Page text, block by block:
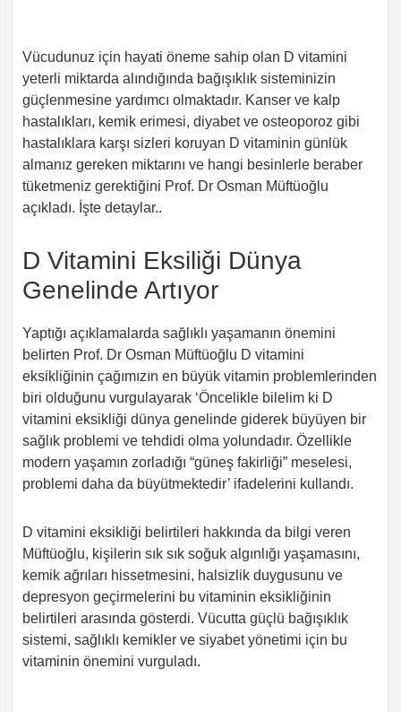
Vücudunuz için hayati öneme sahip olan D vitamini
yeterli miktarda alındığında bağışıklık sisteminizin
güçlenmesine yardımcı olmaktadır. Kanser ve kalp
hastalıkları, kemik erimesi, diyabet ve osteoporoz gibi
hastalıklara karşı sizleri koruyan D vitaminin günlük
almanız gereken miktarını ve hangi besinlerle beraber
tüketmeniz gerektiğini Prof. Dr Osman Müftüoğlu
açıkladı. İşte detaylar..
D Vitamini Eksiliği Dünya
Genelinde Artıyor
Yaptığı açıklamalarda sağlıklı yaşamanın önemini
belirten Prof. Dr Osman Müftüoğlu D vitamini
eksikliğinin çağımızın en büyük vitamin problemlerinden
biri olduğunu vurgulayarak ‘Öncelikle bilelim ki D
vitamini eksikliği dünya genelinde giderek büyüyen bir
sağlık problemi ve tehdidi olma yolundadır. Özellikle
modern yaşamın zorladığı “güneş fakirliği” meselesi,
problemi daha da büyütmektedir’ ifadelerini kullandı.
D vitamini eksikliği belirtileri hakkında da bilgi veren
Müftüoğlu, kişilerin sık sık soğuk algınlığı yaşamasını,
kemik ağrıları hissetmesini, halsizlik duygusunu ve
depresyon geçirmelerini bu vitaminin eksikliğinin
belirtileri arasında gösterdi. Vücutta güçlü bağışıklık
sistemi, sağlıklı kemikler ve siyabet yönetimi için bu
vitaminin önemini vurguladı.